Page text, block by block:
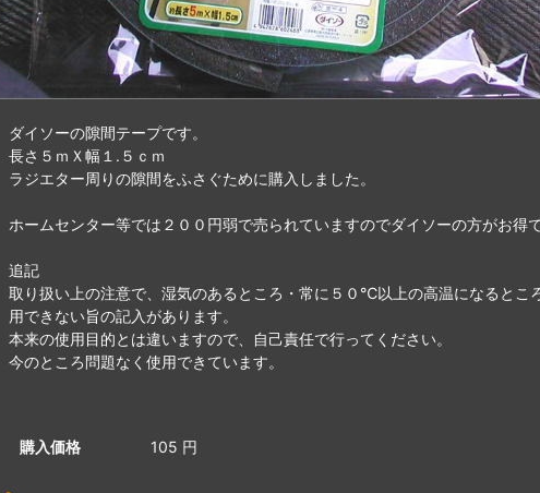
ダイソーの隙間テープです。
長さ５ｍＸ幅１.５ｃｍ
ラジエター周りの隙間をふさぐために購入しました。
ホームセンター等では２００円弱で売られていますのでダイソーの方がお得で
追記
取り扱い上の注意で、湿気のあるところ・常に５０℃以上の高温になるとこ
用できない旨の記入があります。
本来の使用目的とは違いますので、自己責任で行ってください。
今のところ問題なく使用できています。
購入価格 105 円